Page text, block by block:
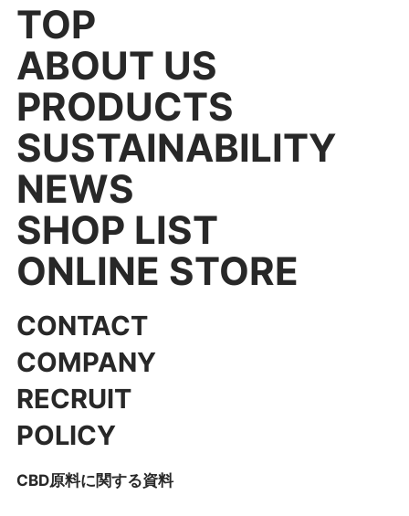
TOP
ABOUT US
PRODUCTS
SUSTAINABILITY
NEWS
SHOP LIST
ONLINE STORE
CONTACT
COMPANY
RECRUIT
POLICY
CBD原料に関する資料